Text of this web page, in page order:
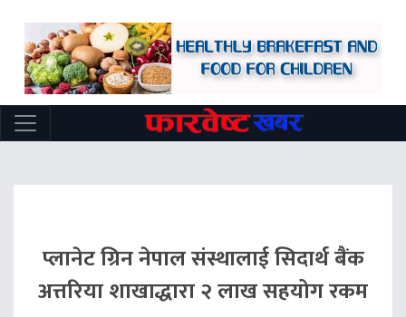
प्लानेट ग्रिन नेपाल संस्थालाई सिदार्थ बैंक
अत्तरिया शाखाद्धारा २ लाख सहयोग रकम